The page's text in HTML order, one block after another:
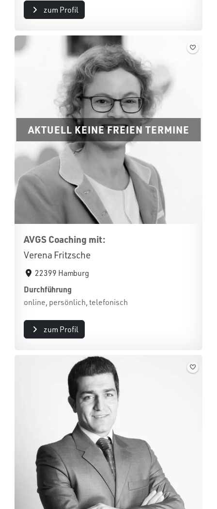
zum Profil
AKTUELL KEINE FREIEN TERMINE
AVGS Coaching mit:
Verena Fritzsche
22399 Hamburg
Durchführung
online, persönlich, telefonisch
zum Profil